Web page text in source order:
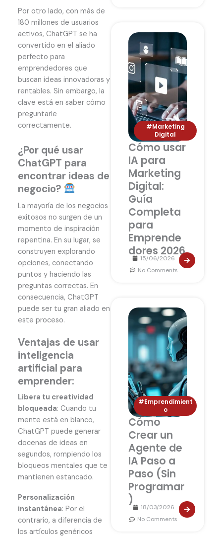
Por otro lado, con más de
180 millones de usuarios
activos, ChatGPT se ha
convertido en el aliado
perfecto para
emprendedores que
buscan ideas innovadoras y
rentables. Sin embargo, la
clave está en saber cómo
preguntarle
correctamente.
¿Por qué usar
ChatGPT para
encontrar ideas de
negocio?
La mayoría de los negocios
exitosos no surgen de un
momento de inspiración
repentina. En su lugar, se
construyen explorando
opciones, conectando
puntos y haciendo las
preguntas correctas. En
consecuencia, ChatGPT
puede ser tu gran aliado en
este proceso.
Ventajas de usar
inteligencia
artificial para
emprender:
Libera tu creatividad
bloqueada: Cuando tu
mente está en blanco,
ChatGPT puede generar
docenas de ideas en
segundos, rompiendo los
bloqueos mentales que te
mantienen estancado.
Personalización
instantánea: Por el
contrario, a diferencia de
los artículos genéricos
#Marketing
Digital
Cómo usar
IA para
Marketing
Digital:
Guía
Completa
para
Emprende
dores 2026
15/06/2026
No Comments
#Emprendimient
o
Cómo
Crear un
Agente de
IA Paso a
Paso (Sin
Programar
)
18/03/2026
No Comments